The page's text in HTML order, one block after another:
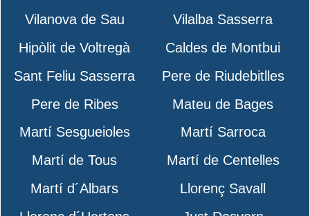
Vilanova de Sau
Vilalba Sasserra
Hipòlit de Voltregà
Caldes de Montbui
Sant Feliu Sasserra
Pere de Riudebitlles
Pere de Ribes
Mateu de Bages
Martí Sesgueioles
Martí Sarroca
Martí de Tous
Martí de Centelles
Martí d´Albars
Llorenç Savall